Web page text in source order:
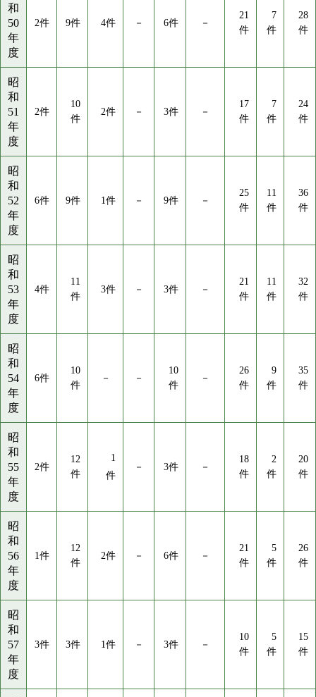
和
50
年
度
2件 9件 4件 － 6件 －
21
件
7
件
28
件
昭
和
51
年
度
2件
10
件
2件 － 3件 －
17
件
7
件
24
件
昭
和
52
年
度
6件 9件 1件 － 9件 －
25
件
11
件
36
件
昭
和
53
年
度
4件
11
件
3件 － 3件 －
21
件
11
件
32
件
昭
和
54
年
度
6件
10
件
－ －
10
件
－
26
件
9
件
35
件
昭
和
55
年
度
2件
12
件
1
件
－ 3件 －
18
件
2
件
20
件
昭
和
56
年
度
1件
12
件
2件 － 6件 －
21
件
5
件
26
件
昭
和
57
年
度
3件 3件 1件 － 3件 －
10
件
5
件
15
件